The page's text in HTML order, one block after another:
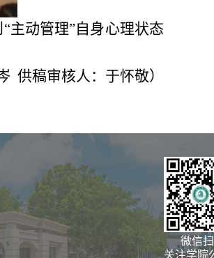
主动管理”自身心理状态
供稿审核人：于怀敬）
微信
关注学院